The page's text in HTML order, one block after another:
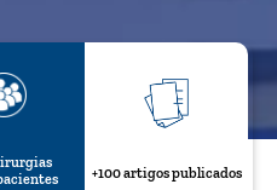
+100 artigos publicados